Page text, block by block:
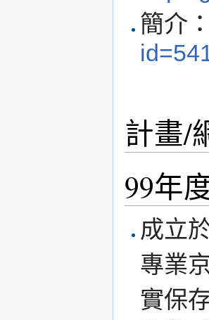
簡介：
計畫/
99年
成立
專業
實保